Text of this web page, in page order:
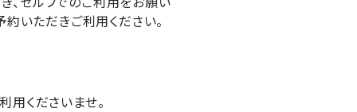
約いただきご利用ください。
用くださいませ。